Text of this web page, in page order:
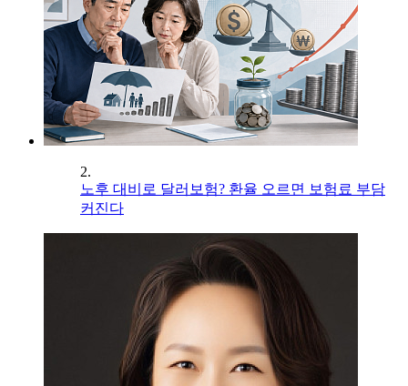
2.
노후 대비로 달러보험? 환율 오르면 보험료 부담
커진다